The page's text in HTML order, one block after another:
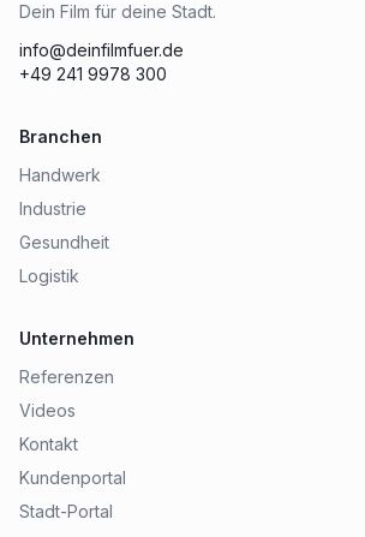
Dein Film für deine Stadt.
info@deinfilmfuer.de
+49 241 9978 300
Branchen
Handwerk
Industrie
Gesundheit
Logistik
Unternehmen
Referenzen
Videos
Kontakt
Kundenportal
Stadt-Portal